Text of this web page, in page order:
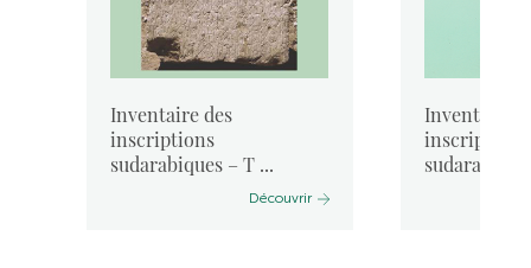
Inventaire des
inscriptions
sudarabiques – T ...
Découvrir
Inventaire
inscriptions